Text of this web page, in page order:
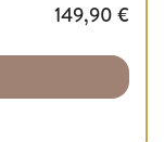
149,90 €